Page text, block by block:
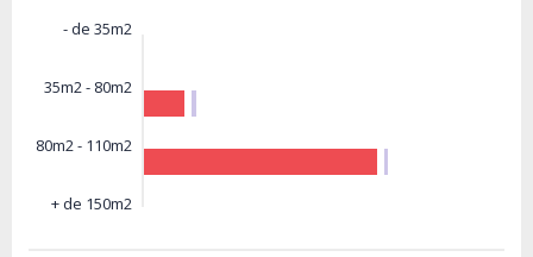
- de 35m2
35m2 - 80m2
80m2 - 110m2
+ de 150m2